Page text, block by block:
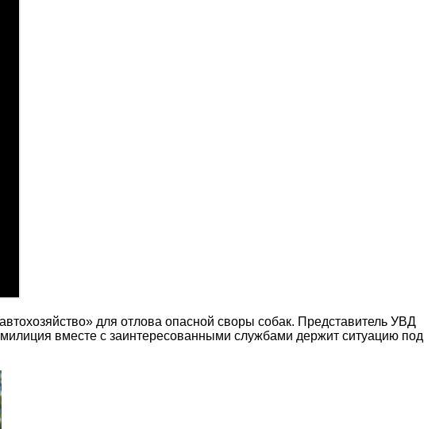
для отлова опасной своры собак. Представитель УВД
вместе с заинтересованными службами держит ситуацию под